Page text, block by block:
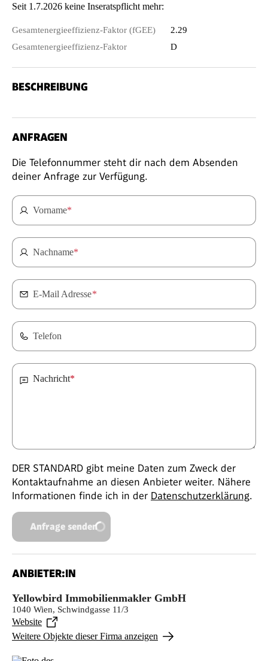
Seit 1.7.2026 keine Inseratspflicht mehr:
Gesamtenergieeffizienz-Faktor (fGEE)
2.29
Gesamtenergieeffizienz-Faktor
D
BESCHREIBUNG
ANFRAGEN
Die Telefonnummer steht dir nach dem Absenden
deiner Anfrage zur Verfügung.
Vorname*
Nachname*
E-Mail Adresse*
Telefon
Nachricht*
DER STANDARD gibt meine Daten zum Zweck der
Kontaktaufnahme an diesen Anbieter weiter. Nähere
Informationen finde ich in der Datenschutzerklärung.
Anfrage senden
ANBIETER:IN
Yellowbird Immobilienmakler GmbH
1040 Wien, Schwindgasse 11/3
Website
Weitere Objekte dieser Firma anzeigen